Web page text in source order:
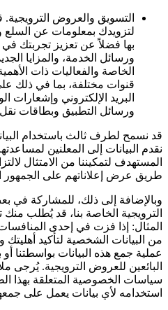
التسويق والعروض الترويجية.
لتزويدك بمعلومات عن السلع
بها فضلاً عن تعزيز تجربتك
ورسائل الخدمة، والمزايا
الخاصة والفعاليات ذات
قنوات مختلفة، بما في ذلك
البريد الإلكتروني وإشعارات
ورسائل التطبيق وبطاقات نقل
قد نسمح لطرف ثالث باستخدام
نقدم البيانات إلى المعلنين
المستهدف لتمكيننا من الامتثال
طريق عرض إعلاناتهم على
وبالإضافة إلى ذلك، للمشاركة في
الترويجية الخاصة بنا، قد يُطلب
المثال: إذا فزت في إحدى
من البيانات الشخصية لتأكيد أهليتك
عملية جمع هذه البيانات بواسطتنا
البائعين للعروض الترويجية. يُرجى
سياسات الخصوصية المتعلقة بهذا
استخدامه لأي بيانات يعمل على